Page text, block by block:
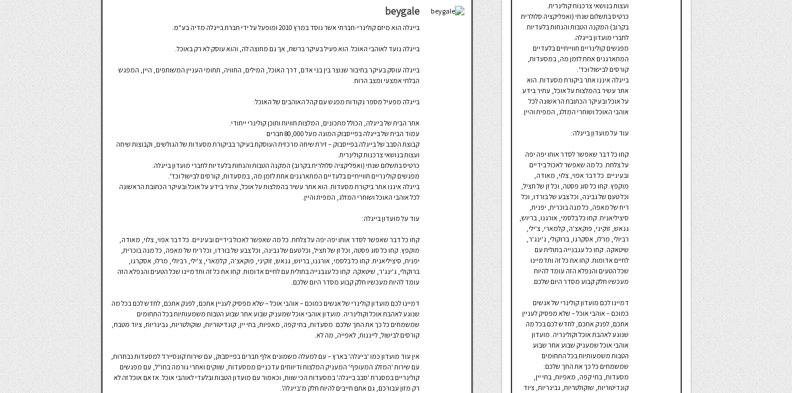
beygale
בייגלה הוא מיזם קולינרי-חברתי אשר נוסד במרץ 2010 ומופעל על ידי חברת בייגלה מדיה בע"מ.
בייגלה נועד לאוהבי האוכל. הוא פעיל בעיקר ברשת, אך גם מחוצה לה, והוא עוסק לא רק באוכל.
בייגלה עוסק בעיקר בחיבור שנוצר בין בני אדם, דרך האוכל, המילים, החוויה, תחומי העניין המשותפים, היין, המפגש
הבלתי אמצעי ומצב הרוח.
בייגלה מפעיל מספר נקודות מפגש עם קהל האוהבים של האוכל:
אתר הבית של בייגלה, הכולל מתכונים, המלצות חוויות ותוכן קולינרי ייחודי.
עמוד הבית של בייגלה בפייסבוק המונה מעל 80,000 חברים
קבוצת הסבב של בייגלה בפייסבוק – זירת שיחה מרכזית העוסקת בעיקר בביקורת מסעדות של הגולשים, וקבוצות שיחה
ועצות בנושאי צרכנות קולינרית.
כרטיס בתשלום שנתי (ואפליקציה סלולרית בקרוב) המקנה הטבות והנחות בלעדיות לחברי מועדון בייגלה.
מפגשים קולינריים חווייתיים בלעדיים המתארגנים אחת לזמן מה, במסעדות, קורסים לבישול וכד'.
בייגלה איננו אתר ביקורת מסעדות. הוא אתר עשיר בהמלצות על אוכל, עתיר בידע על אוכל ובעיקר הכתובת הראשונה
לכל אוהבי האוכל ושוחרי המזלג, המפית והיין.
עוד על מועדון בייגלה:
קחו כל דבר שאפשר לסדר אותו יפה יפה על צלחת. כל מה שאפשר לאכול בידיים ובעיניים. כל דבר אפוי, צלוי, מאודה,
מוקפץ. קחו כל סוג פסטה, וכל זן של חציל, וכל טעם של גבינה, וכל צבע של בורדו, וכל ריח של מאפה, כל מנה בוכרית,
יפנית, סיציליאנית. קחו כל בלסמי, אורגנו, בריוש, גנאש, זוקיני, פוקאצ'ה, קלמארי, צ'ילי, רביולי, מרלו, אסקרגו,
ברוקולי, ג'ינג'ר, שיטאקה. קחו כל עגבנייה בתולית עם לחיים אדומות. קחו את כל זה ותדמיינו שכל הטעים והנפלא הזה
עומד להיות מעכשיו חלק קבוע מסדר היום שלכם.
דמיינו לכם מועדון קולינרי של אנשים כמוכם – אוהבי אוכל – שלא מפסיק לעניין אתכם, לפנק אתכם, לחדש לכם בכל מה
שנוגע לאהבת אוכל וקולינריה. מועדון אוהבי אוכל שמעניק שבוע אחר שבוע הטבות משמעותיות בכל התחומים
שמשמחים כל כך את החך שלכם: מסעדות, בתי קפה, מאפיות, בתי יין, קונדיטוריות, שוקולטריות, גבינריות, ציוד מטבח,
קורסים לבישול, לייננות, לאפייה, מה לא.
אין עוד מועדון כמו 'בייגלה' בארץ – עם למעלה משמונים אלף חברים בפייסבוק, עם שירות קונסיירז' למסעדות נבחרות,
עם שירות 'המזלג המעופף' המעניק המלצות ודיווחים עדכניים ממסעדות, שווקים ואתרי גורמה בחו"ל, עם מפגשים
קולינריים במסגרת 'סבב בייגלה' במסעדות הכי שוות, וכאמור עם מועדון הטבות ובלעדי לאוהבי אוכל. אז אם אוכל זה לא
רק מזון עבורכם, גם אתם חייבים להיות חלק מ'בייגלה'.
ועצות בנושאי צרכנות קולינרית.
כרטיס בתשלום שנתי (ואפליקציה סלולרית
בקרוב) המקנה הטבות והנחות בלעדיות
לחברי מועדון בייגלה.
מפגשים קולינריים חווייתיים בלעדיים
המתארגנים אחת לזמן מה, במסעדות,
קורסים לבישול וכד'.
בייגלה איננו אתר ביקורת מסעדות. הוא
אתר עשיר בהמלצות על אוכל, עתיר בידע
על אוכל ובעיקר הכתובת הראשונה לכל
אוהבי האוכל ושוחרי המזלג, המפית והיין.
עוד על מועדון בייגלה:
קחו כל דבר שאפשר לסדר אותו יפה יפה
על צלחת. כל מה שאפשר לאכול בידיים
ובעיניים. כל דבר אפוי, צלוי, מאודה,
מוקפץ. קחו כל סוג פסטה, וכל זן של חציל,
וכל טעם של גבינה, וכל צבע של בורדו, וכל
ריח של מאפה, כל מנה בוכרית, יפנית,
סיציליאנית. קחו כל בלסמי, אורגנו, בריוש,
גנאש, זוקיני, פוקאצ'ה, קלמארי, צ'ילי,
רביולי, מרלו, אסקרגו, ברוקולי, ג'ינג'ר,
שיטאקה. קחו כל עגבנייה בתולית עם
לחיים אדומות. קחו את כל זה ותדמיינו
שכל הטעים והנפלא הזה עומד להיות
מעכשיו חלק קבוע מסדר היום שלכם.
דמיינו לכם מועדון קולינרי של אנשים
כמוכם – אוהבי אוכל – שלא מפסיק לעניין
אתכם, לפנק אתכם, לחדש לכם בכל מה
שנוגע לאהבת אוכל וקולינריה. מועדון
אוהבי אוכל שמעניק שבוע אחר שבוע
הטבות משמעותיות בכל התחומים
שמשמחים כל כך את החך שלכם:
מסעדות, בתי קפה, מאפיות, בתי יין,
קונדיטוריות, שוקולטריות, גבינריות, ציוד